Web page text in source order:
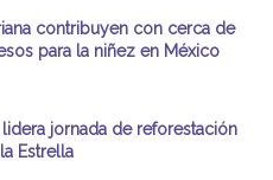
contribuyen con cerca de
para la niñez en México
jornada de reforestación
Estrella